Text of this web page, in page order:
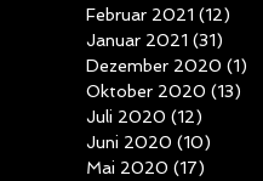
Februar 2021 (12)
Januar 2021 (31)
Dezember 2020 (1)
Oktober 2020 (13)
Juli 2020 (12)
Juni 2020 (10)
Mai 2020 (17)